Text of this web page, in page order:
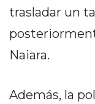
NOTICIAS
ZÁRATE
CAMPANA
trasladar un
Naiara.
Además, la